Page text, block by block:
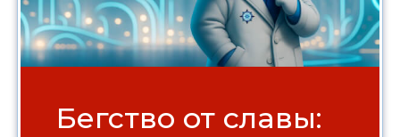
Бегство от славы: